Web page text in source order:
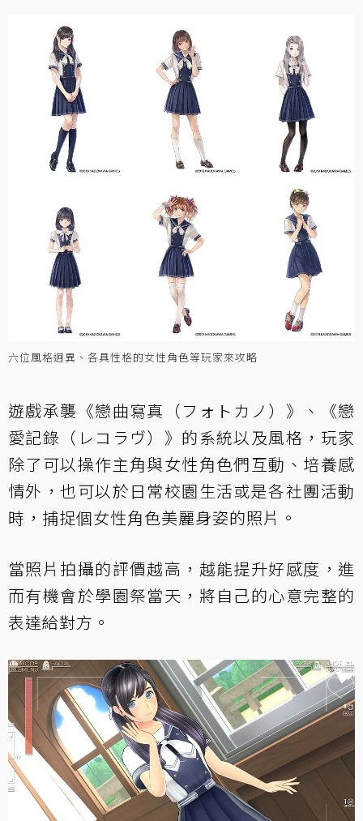
六位風格迥異、各具性格的女性角色等玩家來攻略
遊戲承襲《戀曲寫真（フォトカノ）》、《戀
愛記錄（レコラヴ）》的系統以及風格，玩家
除了可以操作主角與女性角色們互動、培養感
情外，也可以於日常校園生活或是各社團活動
時，捕捉個女性角色美麗身姿的照片。
當照片拍攝的評價越高，越能提升好感度，進
而有機會於學園祭當天，將自己的心意完整的
表達給對方。